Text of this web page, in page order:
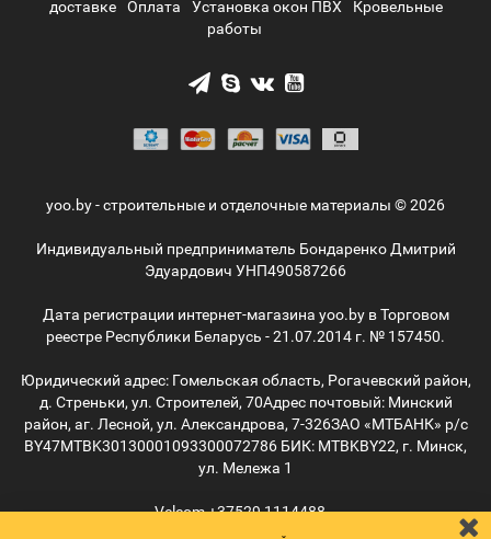
доставке
Оплата Установка окон ПВХ
Кровельные
работы
yoo.by - строительные и отделочные материалы © 2026
Индивидуальный предприниматель Бондаренко Дмитрий
Эдуардович УНП490587266
Дата регистрации интернет-магазина yoo.by в Торговом
реестре Республики Беларусь - 21.07.2014 г. № 157450.
Юридический адрес: Гомельская область, Рогачевский район,
д. Стреньки, ул. Строителей, 70Адрес почтовый: Минский
район, аг. Лесной, ул. Александрова, 7-326ЗАО «МТБАНК» р/с
BY47MTBK30130001093300072786 БИК: MTBKBY22, г. Минск,
ул. Мележа 1
Velcom+375291114488
5055515